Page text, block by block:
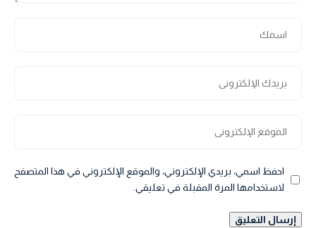
احفظ اسمي، بريدي الإلكتروني، والموقع الإلكتروني في هذا المتصفح
لاستخدامها المرة المقبلة في تعليقي.